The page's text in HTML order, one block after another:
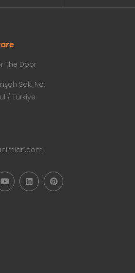
The Door
Sok. No:
/ Türkiye